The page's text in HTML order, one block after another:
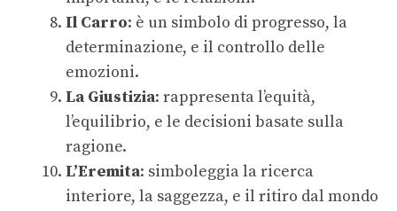
Il Carro: è un simbolo di progresso, la
determinazione, e il controllo delle
emozioni.
La Giustizia: rappresenta l’equità,
l’equilibrio, e le decisioni basate sulla
ragione.
L’Eremita: simboleggia la ricerca
interiore, la saggezza, e il ritiro dal mondo